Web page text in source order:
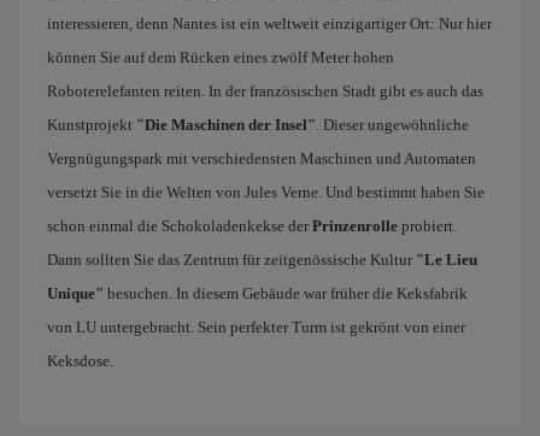
interessieren, denn Nantes ist ein weltweit einzigartiger Ort: Nur hier
können Sie auf dem Rücken eines zwölf Meter hohen
Roboterelefanten reiten. In der französischen Stadt gibt es auch das
Kunstprojekt "Die Maschinen der Insel". Dieser ungewöhnliche
Vergnügungspark mit verschiedensten Maschinen und Automaten
versetzt Sie in die Welten von Jules Verne. Und bestimmt haben Sie
schon einmal die Schokoladenkekse der Prinzenrolle probiert.
Dann sollten Sie das Zentrum für zeitgenössische Kultur "Le Lieu
Unique" besuchen. In diesem Gebäude war früher die Keksfabrik
von LU untergebracht. Sein perfekter Turm ist gekrönt von einer
Keksdose.